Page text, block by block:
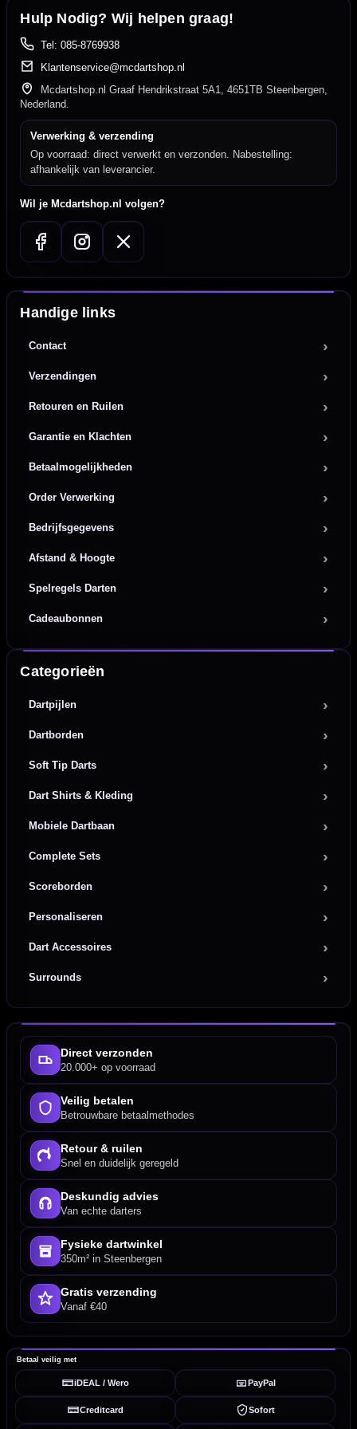
Hulp Nodig? Wij helpen graag!
Tel: 085-8769938
Klantenservice@mcdartshop.nl
Mcdartshop.nl Graaf Hendrikstraat 5A1, 4651TB Steenbergen,
Nederland.
Verwerking & verzending
Op voorraad: direct verwerkt en verzonden. Nabestelling:
afhankelijk van leverancier.
Wil je Mcdartshop.nl volgen?
Handige links
Contact
Verzendingen
Retouren en Ruilen
Garantie en Klachten
Betaalmogelijkheden
Order Verwerking
Bedrijfsgegevens
Afstand & Hoogte
Spelregels Darten
Cadeaubonnen
Categorieën
Dartpijlen
Dartborden
Soft Tip Darts
Dart Shirts & Kleding
Mobiele Dartbaan
Complete Sets
Scoreborden
Personaliseren
Dart Accessoires
Surrounds
Direct verzonden
20.000+ op voorraad
Veilig betalen
Betrouwbare betaalmethodes
Retour & ruilen
Snel en duidelijk geregeld
Deskundig advies
Van echte darters
Fysieke dartwinkel
350m² in Steenbergen
Gratis verzending
Vanaf €40
Betaal veilig met
iDEAL / Wero PayPal
Creditcard Sofort